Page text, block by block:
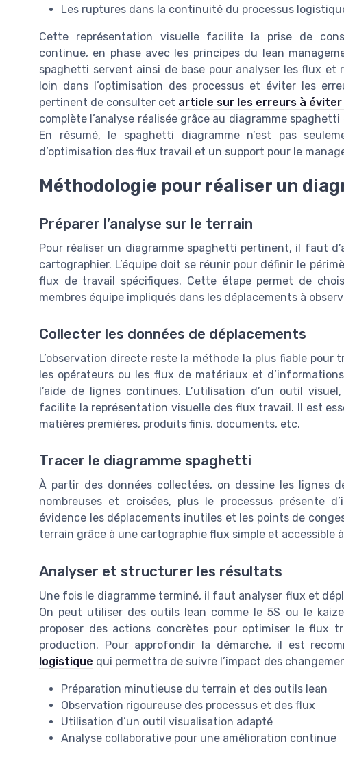
Les ruptures dans la continuité du processus
Cette représentation visuelle facilite la prise de
continue, en phase avec les principes du lean
spaghetti servent ainsi de base pour analyser les flux et
loin dans l’optimisation des processus et éviter les
pertinent de consulter cet article sur les erreurs à
complète l’analyse réalisée grâce au diagramme
En résumé, le spaghetti diagramme n’est pas
d’optimisation des flux travail et un support pour le
Méthodologie pour réaliser un
Préparer l’analyse sur le terrain
Pour réaliser un diagramme spaghetti pertinent, il faut
cartographier. L’équipe doit se réunir pour définir le
flux de travail spécifiques. Cette étape permet de
membres équipe impliqués dans les déplacements à
Collecter les données de déplacements
L’observation directe reste la méthode la plus fiable
les opérateurs ou les flux de matériaux et
l’aide de lignes continues. L’utilisation d’un outil
facilite la représentation visuelle des flux travail. Il est
matières premières, produits finis, documents, etc.
Tracer le diagramme spaghetti
À partir des données collectées, on dessine les lignes
nombreuses et croisées, plus le processus présente
évidence les déplacements inutiles et les points de
terrain grâce à une cartographie flux simple et accessible
Analyser et structurer les résultats
Une fois le diagramme terminé, il faut analyser flux et
On peut utiliser des outils lean comme le 5S ou le
proposer des actions concrètes pour optimiser le flux
production. Pour approfondir la démarche, il est
logistique qui permettra de suivre l’impact des
Préparation minutieuse du terrain et des outils lean
Observation rigoureuse des processus et des flux
Utilisation d’un outil visualisation adapté
Analyse collaborative pour une amélioration continue